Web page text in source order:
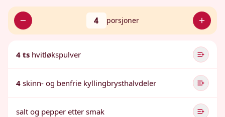
4 porsjoner
4 ts hvitløkspulver
4 skinn- og benfrie kyllingbrysthalvdeler
salt og pepper etter smak